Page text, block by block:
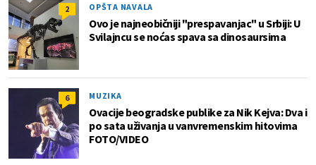
2 OPŠTA NAVALA
Ovo je najneobičniji "prespavanjac" u Srbiji: U
Svilajncu se noćas spava sa dinosaursima
6 MUZIKA
Ovacije beogradske publike za Nik Kejva: Dva i
po sata uživanja u vanvremenskim hitovima
FOTO/VIDEO